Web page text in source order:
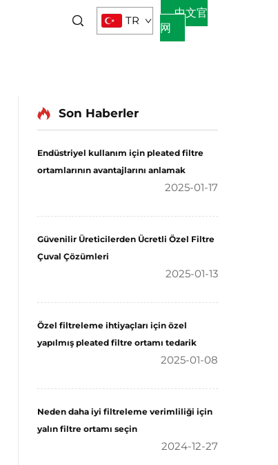
TR
中文官
网
Son Haberler
Endüstriyel kullanım için pleated filtre
ortamlarının avantajlarını anlamak
2025-01-17
Güvenilir Üreticilerden Ücretli Özel Filtre
Çuval Çözümleri
2025-01-13
Özel filtreleme ihtiyaçları için özel
yapılmış pleated filtre ortamı tedarik
2025-01-08
Neden daha iyi filtreleme verimliliği için
yalın filtre ortamı seçin
2024-12-27